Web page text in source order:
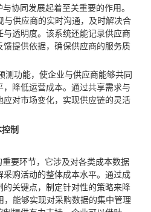
协同发展起着至关重要的作用。
与供应商的实时沟通，及时解决合
透明度。该系统还能记录供应商
提供依据，确保供应商的服务质
测功能，使企业与供应商能够共同
降低运营成本。通过共享需求与
对市场变化，实现供应链的灵活
制
要环节，它涉及对各类成本数据
购活动的整体成本水平。通过成
关键点，制定针对性的策略来降
，能够实现对采购数据的集中管理